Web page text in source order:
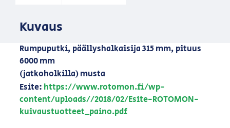
Kuvaus
Rumpuputki, päällyshalkaisija 315 mm, pituus
6000 mm
(jatkoholkilla) musta
Esite: https://www.rotomon.fi/wp-
content/uploads//2018/02/Esite-ROTOMON-
kuivaustuotteet_paino.pdf